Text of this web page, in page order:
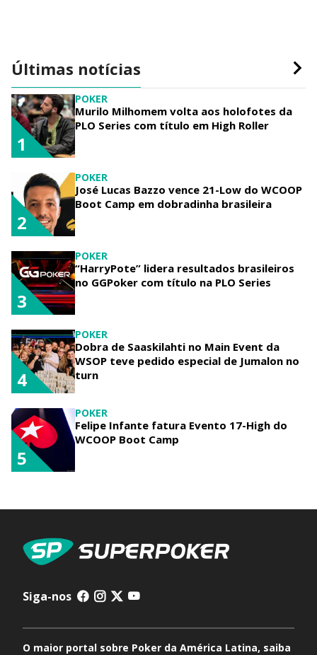
Últimas notícias
POKER
Murilo Milhomem volta aos holofotes da
PLO Series com título em High Roller
1
POKER
José Lucas Bazzo vence 21-Low do WCOOP
Boot Camp em dobradinha brasileira
2
POKER
“HarryPote” lidera resultados brasileiros
no GGPoker com título na PLO Series
3
POKER
Dobra de Saaskilahti no Main Event da
WSOP teve pedido especial de Jumalon no
turn
4
POKER
Felipe Infante fatura Evento 17-High do
WCOOP Boot Camp
5
Siga-nos
O maior portal sobre Poker da América Latina, saiba